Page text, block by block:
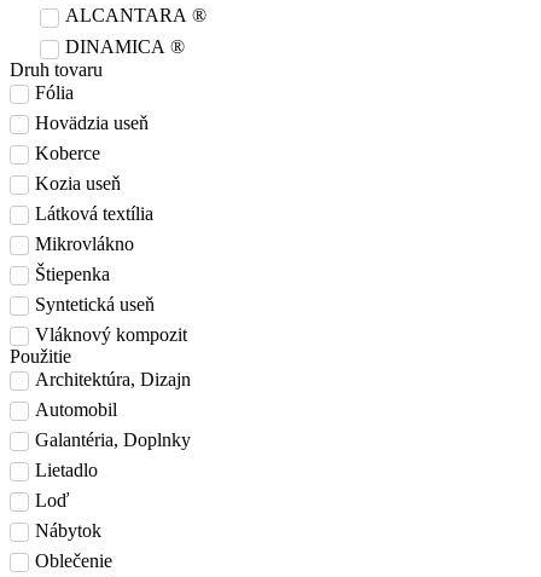
ALCANTARA ®
DINAMICA ®
Druh tovaru
Fólia
Hovädzia useň
Koberce
Kozia useň
Látková textília
Mikrovlákno
Štiepenka
Syntetická useň
Vláknový kompozit
Použitie
Architektúra, Dizajn
Automobil
Galantéria, Doplnky
Lietadlo
Loď
Nábytok
Oblečenie